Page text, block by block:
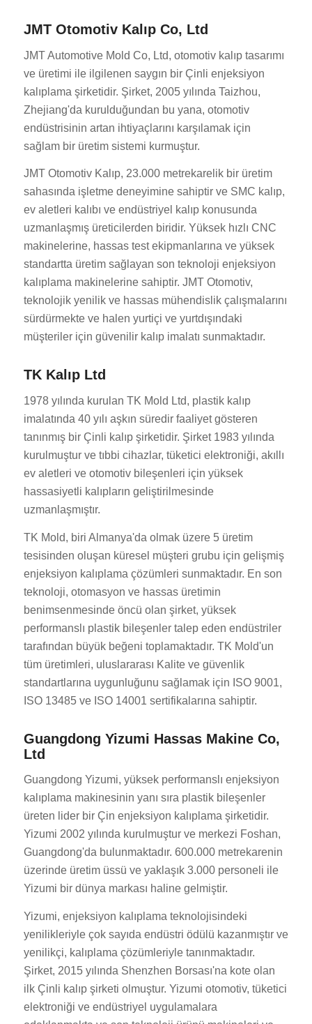
JMT Otomotiv Kalıp Co, Ltd
JMT Automotive Mold Co, Ltd, otomotiv kalıp tasarımı
ve üretimi ile ilgilenen saygın bir Çinli enjeksiyon
kalıplama şirketidir. Şirket, 2005 yılında Taizhou,
Zhejiang'da kurulduğundan bu yana, otomotiv
endüstrisinin artan ihtiyaçlarını karşılamak için
sağlam bir üretim sistemi kurmuştur.
JMT Otomotiv Kalıp, 23.000 metrekarelik bir üretim
sahasında işletme deneyimine sahiptir ve SMC kalıp,
ev aletleri kalıbı ve endüstriyel kalıp konusunda
uzmanlaşmış üreticilerden biridir. Yüksek hızlı CNC
makinelerine, hassas test ekipmanlarına ve yüksek
standartta üretim sağlayan son teknoloji enjeksiyon
kalıplama makinelerine sahiptir. JMT Otomotiv,
teknolojik yenilik ve hassas mühendislik çalışmalarını
sürdürmekte ve halen yurtiçi ve yurtdışındaki
müşteriler için güvenilir kalıp imalatı sunmaktadır.
TK Kalıp Ltd
1978 yılında kurulan TK Mold Ltd, plastik kalıp
imalatında 40 yılı aşkın süredir faaliyet gösteren
tanınmış bir Çinli kalıp şirketidir. Şirket 1983 yılında
kurulmuştur ve tıbbi cihazlar, tüketici elektroniği, akıllı
ev aletleri ve otomotiv bileşenleri için yüksek
hassasiyetli kalıpların geliştirilmesinde
uzmanlaşmıştır.
TK Mold, biri Almanya'da olmak üzere 5 üretim
tesisinden oluşan küresel müşteri grubu için gelişmiş
enjeksiyon kalıplama çözümleri sunmaktadır. En son
teknoloji, otomasyon ve hassas üretimin
benimsenmesinde öncü olan şirket, yüksek
performanslı plastik bileşenler talep eden endüstriler
tarafından büyük beğeni toplamaktadır. TK Mold'un
tüm üretimleri, uluslararası Kalite ve güvenlik
standartlarına uygunluğunu sağlamak için ISO 9001,
ISO 13485 ve ISO 14001 sertifikalarına sahiptir.
Guangdong Yizumi Hassas Makine Co,
Ltd
Guangdong Yizumi, yüksek performanslı enjeksiyon
kalıplama makinesinin yanı sıra plastik bileşenler
üreten lider bir Çin enjeksiyon kalıplama şirketidir.
Yizumi 2002 yılında kurulmuştur ve merkezi Foshan,
Guangdong'da bulunmaktadır. 600.000 metrekarenin
üzerinde üretim üssü ve yaklaşık 3.000 personeli ile
Yizumi bir dünya markası haline gelmiştir.
Yizumi, enjeksiyon kalıplama teknolojisindeki
yenilikleriyle çok sayıda endüstri ödülü kazanmıştır ve
yenilikçi, kalıplama çözümleriyle tanınmaktadır.
Şirket, 2015 yılında Shenzhen Borsası'na kote olan
ilk Çinli kalıp şirketi olmuştur. Yizumi otomotiv, tüketici
elektroniği ve endüstriyel uygulamalara